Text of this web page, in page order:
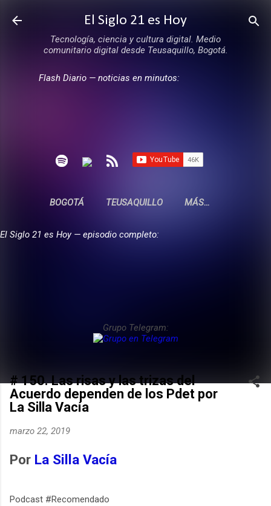
Ir al contenido principal
El Siglo 21 es Hoy
Tecnología, ciencia y cultura digital. Medio
comunitario digital desde Teusaquillo, Bogotá.
Flash Diario — noticias en minutos:
BOGOTÁ TEUSAQUILLO MÁS…
El Siglo 21 es Hoy — episodio completo:
Grupo Telegram:
# 150. Las risas y las trizas del
Acuerdo dependen de los Pdet por
La Silla Vacía
marzo 22, 2019
Por La Silla Vacía
Podcast #Recomendado